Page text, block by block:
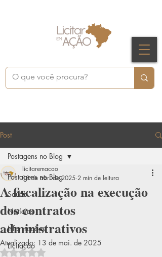
Post
Postagens no Blog
Saúde
Notícias
Informações
Licitação
Postagens no Blog
A fiscalização na execução
dos contratos
administrativos
licitaremacao
18 de abr. de 2025 2 min de leitura
Atualizado: 13 de mai. de 2025
Avaliado com NaN de 5 estrelas.